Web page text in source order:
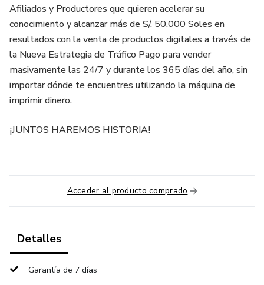
Afiliados y Productores que quieren acelerar su
conocimiento y alcanzar más de S/. 50.000 Soles en
resultados con la venta de productos digitales a través de
la Nueva Estrategia de Tráfico Pago para vender
masivamente las 24/7 y durante los 365 días del año, sin
importar dónde te encuentres utilizando la máquina de
imprimir dinero.
¡JUNTOS HAREMOS HISTORIA!
Acceder al producto comprado
Detalles
Garantía de 7 días